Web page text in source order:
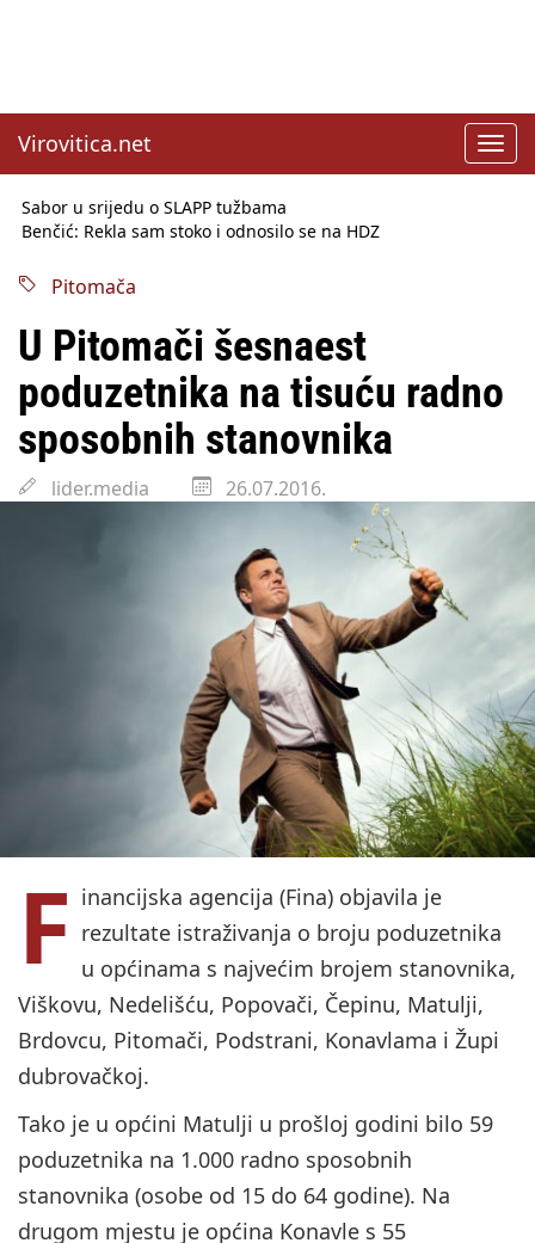
Virovitica.net
Sabor u srijedu o SLAPP tužbama
Benčić: Rekla sam stoko i odnosilo se na HDZ
godine
najavio za jesen
Državni tajnik Rukavina: Hrvatska ima 3,6 milijuna birača
HŽ Infrastruktura: Nesreće na željezničkim prijelazima
prepolovljene
Državni inspektorat opozvao Barebells pločicu - soft protein
bar Coco Choco
Pitomača
U Pitomači šesnaest
poduzetnika na tisuću radno
sposobnih stanovnika
lider.media 26.07.2016.
F inancijska agencija (Fina) objavila je
rezultate istraživanja o broju poduzetnika
u općinama s najvećim brojem stanovnika,
Viškovu, Nedelišću, Popovači, Čepinu, Matulji,
Brdovcu, Pitomači, Podstrani, Konavlama i Župi
dubrovačkoj.
Tako je u općini Matulji u prošloj godini bilo 59
poduzetnika na 1.000 radno sposobnih
stanovnika (osobe od 15 do 64 godine). Na
drugom mjestu je općina Konavle s 55